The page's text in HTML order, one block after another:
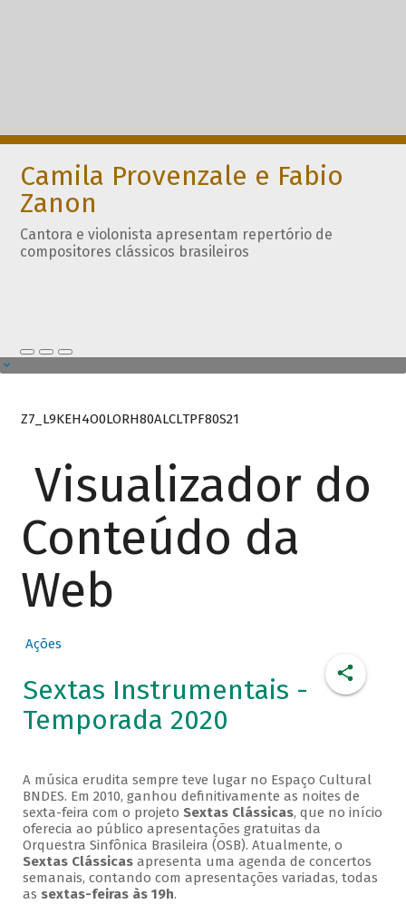
Camila Provenzale e Fabio
Zanon
Cantora e violonista apresentam repertório de
compositores clássicos brasileiros
Z7_L9KEH4O0LORH80ALCLTPF80S21
Visualizador do
Conteúdo da
Web
Ações
Sextas Instrumentais -
Temporada 2020
A música erudita sempre teve lugar no Espaço Cultural
BNDES. Em 2010, ganhou definitivamente as noites de
sexta-feira com o projeto Sextas Clássicas, que no início
oferecia ao público apresentações gratuitas da
Orquestra Sinfônica Brasileira (OSB). Atualmente, o
Sextas Clássicasapresenta uma agenda de concertos
semanais, contando com apresentações variadas, todas
as sextas-feiras às 19h.